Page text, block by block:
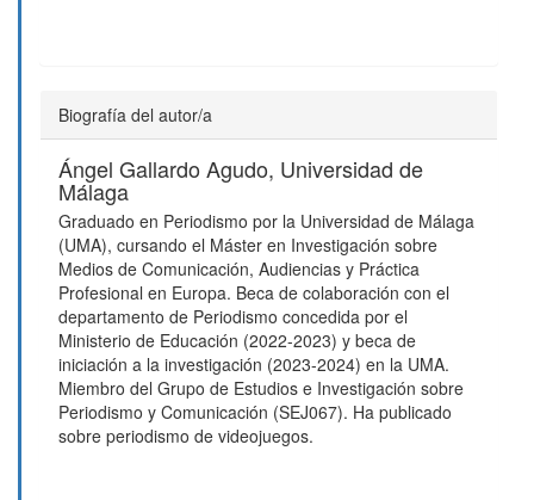
Biografía del autor/a
Ángel Gallardo Agudo, Universidad de
Málaga
Graduado en Periodismo por la Universidad de Málaga
(UMA), cursando el Máster en Investigación sobre
Medios de Comunicación, Audiencias y Práctica
Profesional en Europa. Beca de colaboración con el
departamento de Periodismo concedida por el
Ministerio de Educación (2022-2023) y beca de
iniciación a la investigación (2023-2024) en la UMA.
Miembro del Grupo de Estudios e Investigación sobre
Periodismo y Comunicación (SEJ067). Ha publicado
sobre periodismo de videojuegos.